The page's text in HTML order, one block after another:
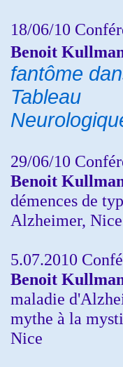
18/06/10
Benoit
fantôme
Tableau
29/06/10
Benoit
démences de
Alzheimer, Nice
5.07.2010
Benoit
maladie
mythe à la
Nice